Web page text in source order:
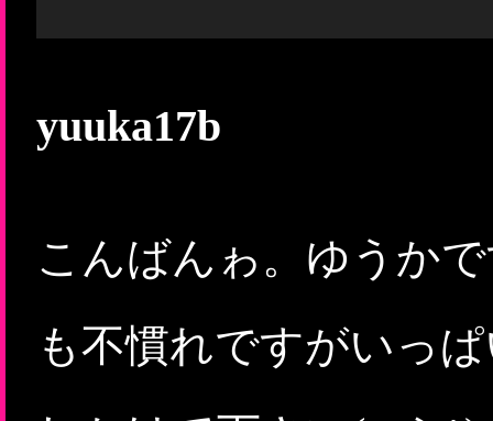
yuuka17b
こんばんゎ。ゆうか
も不慣れですがいっ